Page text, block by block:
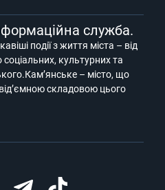
служба.
події з життя міста – від
соціальних, культурних та
– місто, що
складовою цього